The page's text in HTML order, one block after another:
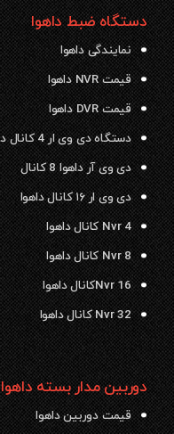
دستگاه ضبط داهوا
نمایندگی داهوا
قیمت NVR داهوا
قیمت DVR داهوا
دستگاه دی وی ار 4 کانال داهوا
دی وی آر داهوا 8 کانال
دی وی ار ۱۶ کانال داهوا
Nvr 4 کانال داهوا
Nvr 8 کانال داهوا
Nvr 16کانال داهوا
Nvr 32 کانال داهوا
دوربین مدار بسته داهوا
قیمت دوربین داهوا